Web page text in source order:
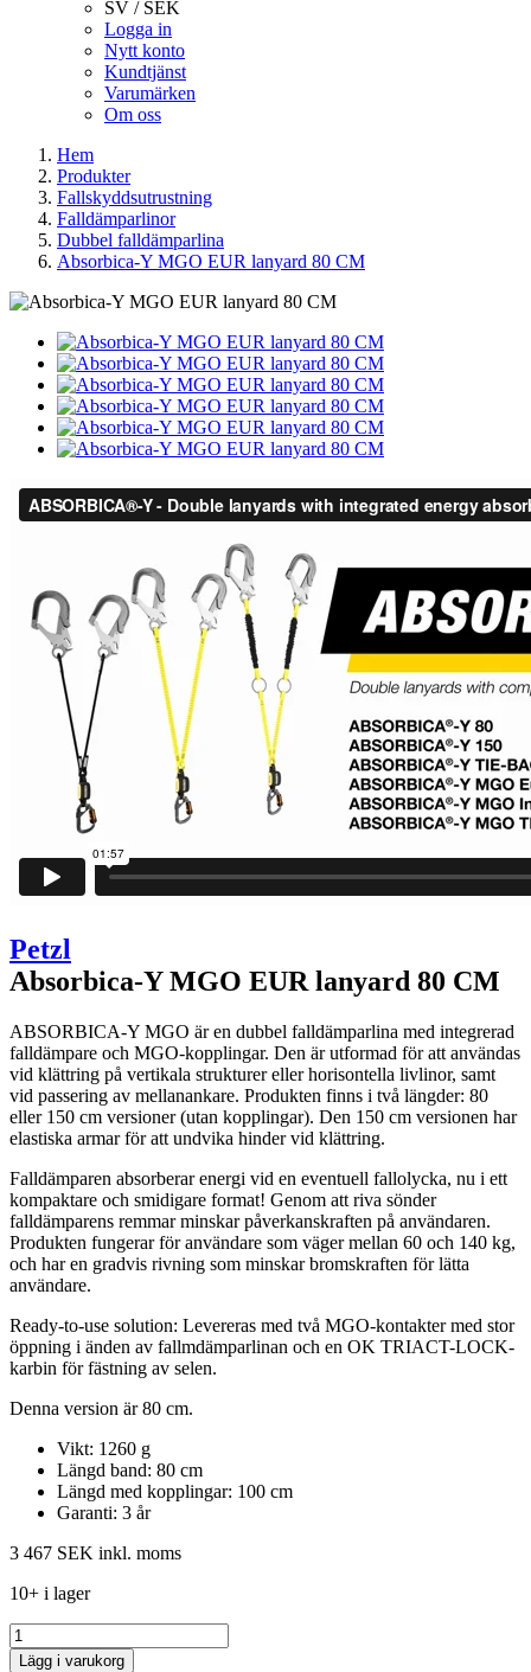
SV / SEK
Logga in
Nytt konto
Kundtjänst
Varumärken
Om oss
Hem
Produkter
Fallskyddsutrustning
Falldämparlinor
Dubbel falldämparlina
Absorbica-Y MGO EUR lanyard 80 CM
Petzl
Absorbica-Y MGO EUR lanyard 80 CM
ABSORBICA-Y MGO är en dubbel falldämparlina med integrerad
falldämpare och MGO-kopplingar. Den är utformad för att användas
vid klättring på vertikala strukturer eller horisontella livlinor, samt
vid passering av mellanankare. Produkten finns i två längder: 80
eller 150 cm versioner (utan kopplingar). Den 150 cm versionen har
elastiska armar för att undvika hinder vid klättring.
Falldämparen absorberar energi vid en eventuell fallolycka, nu i ett
kompaktare och smidigare format! Genom att riva sönder
falldämparens remmar minskar påverkanskraften på användaren.
Produkten fungerar för användare som väger mellan 60 och 140 kg,
och har en gradvis rivning som minskar bromskraften för lätta
användare.
Ready-to-use solution: Levereras med två MGO-kontakter med stor
öppning i änden av fallmdämparlinan och en OK TRIACT-LOCK-
karbin för fästning av selen.
Denna version är 80 cm.
Vikt: 1260 g
Längd band: 80 cm
Längd med kopplingar: 100 cm
Garanti: 3 år
3 467 SEK inkl. moms
10+ i lager
Lägg i varukorg